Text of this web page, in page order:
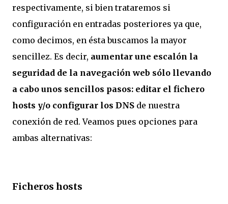
respectivamente, si bien trataremos si
configuración en entradas posteriores ya que,
como decimos, en ésta buscamos la mayor
sencillez. Es decir, aumentar une escalón la
seguridad de la navegación web sólo llevando
a cabo unos sencillos pasos: editar el fichero
hosts y/o configurar los DNS de nuestra
conexión de red. Veamos pues opciones para
ambas alternativas:
Ficheros hosts